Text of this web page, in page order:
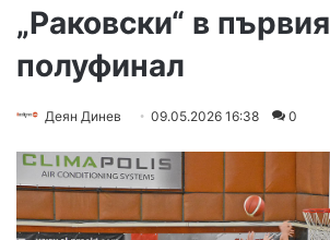
„Раковски“ в първия
полуфинал
Деян Динев 09.05.2026 16:38 0